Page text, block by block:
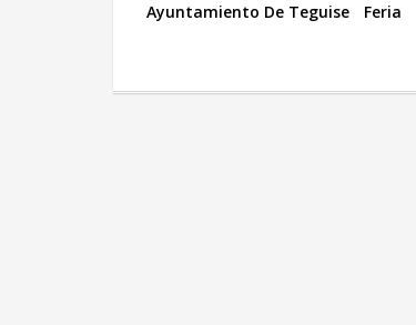
Ayuntamiento De Teguise Feria